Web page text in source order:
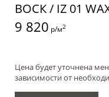
ВОСК / IZ 01
9 820 р/м2
Цена будет уточнена
зависимости от